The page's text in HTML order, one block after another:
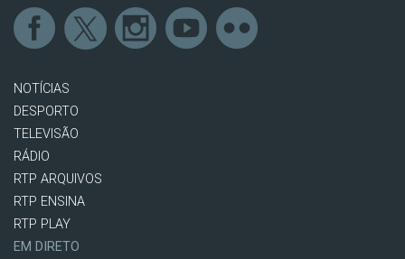
NOTÍCIAS
DESPORTO
TELEVISÃO
RÁDIO
RTP ARQUIVOS
RTP ENSINA
RTP PLAY
EM DIRETO